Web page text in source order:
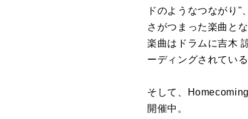
ドのようなつながり"、
さ がつまった楽曲とな
楽曲はドラムに吉木
ーディングさ れている
そして、
開催中。